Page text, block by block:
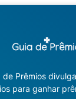
de Prêmios
para ganhar